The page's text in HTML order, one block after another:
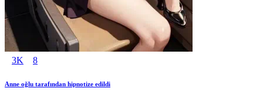
3K 8
Anne oğlu tarafından hipnotize edildi